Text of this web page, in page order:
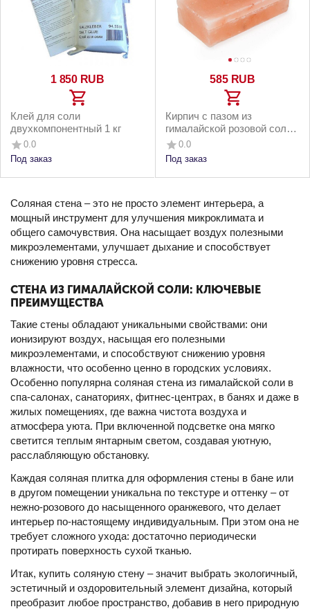
Соляная стена – это не просто элемент интерьера, а
мощный инструмент для улучшения микроклимата и
общего самочувствия. Она насыщает воздух полезными
микроэлементами, улучшает дыхание и способствует
снижению уровня стресса.
СТЕНА ИЗ ГИМАЛАЙСКОЙ СОЛИ: КЛЮЧЕВЫЕ
ПРЕИМУЩЕСТВА
Такие стены обладают уникальными свойствами: они
ионизируют воздух, насыщая его полезными
микроэлементами, и способствуют снижению уровня
влажности, что особенно ценно в городских условиях.
Особенно популярна соляная стена из гималайской соли в
спа-салонах, санаториях, фитнес-центрах, в банях и даже в
жилых помещениях, где важна чистота воздуха и
атмосфера уюта. При включенной подсветке она мягко
светится теплым янтарным светом, создавая уютную,
расслабляющую обстановку.
Каждая соляная плитка для оформления стены в бане или
в другом помещении уникальна по текстуре и оттенку – от
нежно-розового до насыщенного оранжевого, что делает
интерьер по-настоящему индивидуальным. При этом она не
требует сложного ухода: достаточно периодически
протирать поверхность сухой тканью.
Итак, купить соляную стену – значит выбрать экологичный,
эстетичный и оздоровительный элемент дизайна, который
преобразит любое пространство, добавив в него природную
1 850 RUB
Клей для соли
двухкомпонентный 1 кг
0.0
Под заказ
‍585‍ RUB
Кирпич с пазом из
гималайской розовой соли
200x100x50 мм
шлифованный
0.0
Под заказ